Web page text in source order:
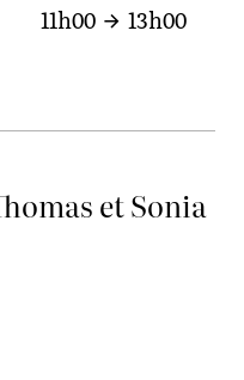
11h00 13h00
et Sonia